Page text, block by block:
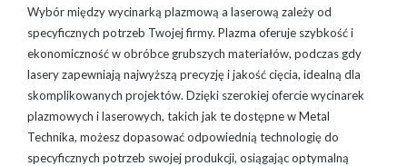
Wybór między wycinarką plazmową a laserową zależy od
specyficznych potrzeb Twojej firmy. Plazma oferuje szybkość i
ekonomiczność w obróbce grubszych materiałów, podczas gdy
lasery zapewniają najwyższą precyzję i jakość cięcia, idealną dla
skomplikowanych projektów. Dzięki szerokiej ofercie wycinarek
plazmowych i laserowych, takich jak te dostępne w Metal
Technika, możesz dopasować odpowiednią technologię do
specyficznych potrzeb swojej produkcji, osiągając optymalną